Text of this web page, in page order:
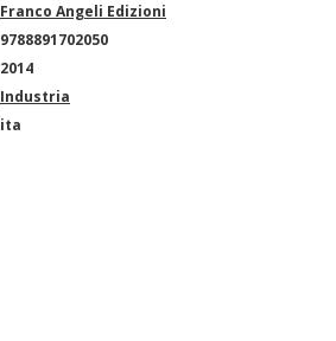
Franco Angeli Edizioni
9788891702050
2014
Industria
ita